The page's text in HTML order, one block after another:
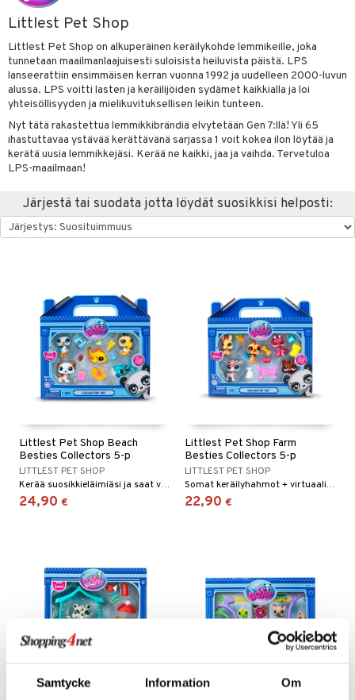
Samtycke Information Om
Littlest Pet Shop
Littlest Pet Shop on alkuperäinen keräilykohde lemmikeille, joka
tunnetaan maailmanlaajuisesti suloisista heiluvista päistä. LPS
lanseerattiin ensimmäisen kerran vuonna 1992 ja uudelleen 2000-luvun
alussa. LPS voitti lasten ja keräilijöiden sydämet kaikkialla ja loi
yhteisöllisyyden ja mielikuvituksellisen leikin tunteen.
Nyt tätä rakastettua lemmikkibrändiä elvytetään Gen 7:llä! Yli 65
ihastuttavaa ystävää kerättävänä sarjassa 1 voit kokea ilon löytää ja
kerätä uusia lemmikkejäsi. Kerää ne kaikki, jaa ja vaihda. Tervetuloa
LPS-maailmaan!
Järjestä tai suodata jotta löydät suosikkisi helposti:
Littlest Pet Shop Beach
Besties Collectors 5-p
LITTLEST PET SHOP
Kerää suosikkieläimiäsi ja saat virtuaalikoodin!
24,90 €
Littlest Pet Shop Farm
Besties Collectors 5-p
LITTLEST PET SHOP
Somat keräilyhahmot + virtuaalinen koodi!
22,90 €
& Aurinkohatut
& UV-vaatteet
ja colleget
Pet Shop
- Muinaisajan
Hevoset
Wild Life
& Keinueläimet
Bluey
Classic
Creator
Disney Princess
DUPLO
Friends
Minecraft
Ninjago
Speed Champions
Spidey
Super Heroes
& keittiötarvikkeet
Born
Prinsessat
Friends
Barn
Love
Tukholma
Pitkätossu Huvikumpu
& Palikat
Builder
hahmoja
Prinsessat
Lehmä
lelut
palaa
oheistarvikkeet
& Tarvikkeet
ja käsipyyhkeet
& imetys
Huonekalut
vaatteet
aterimet
& Säilytyslaatikot
& Tarvikkeet
& Tarvikkeet
ja lakit
& vastauksia